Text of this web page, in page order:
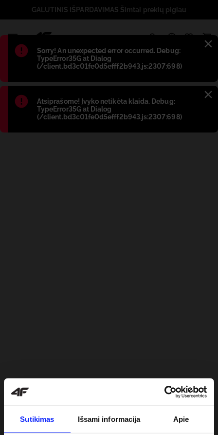
Sutikimas Išsami informacija Apie
Błąd:
Sorry! An unexpected error occurred. Debug:
TypeError35G at Dialog
(/client.bd3c01fe0d5efff2b943.js:2307:698)
Błąd:
Atsiprašome! Įvyko netikėta klaida. Debug:
TypeError35G at Dialog
(/client.bd3c01fe0d5efff2b943.js:2307:698)
GALUTINIS IŠPARDAVIMAS Šimtai prekių pigiau